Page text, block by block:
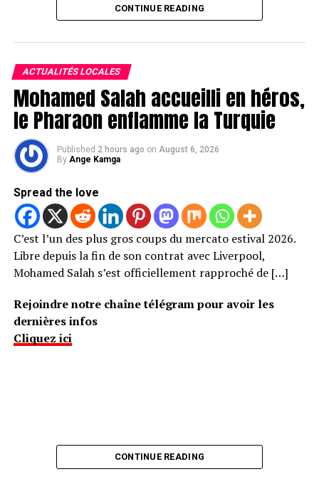
CONTINUE READING
ACTUALITÉS LOCALES
Mohamed Salah accueilli en héros,
le Pharaon enflamme la Turquie
Published 2 hours ago on August 6, 2026
By Ange Kamga
Spread the love
C’est l’un des plus gros coups du mercato estival 2026.
Libre depuis la fin de son contrat avec Liverpool,
Mohamed Salah s’est officiellement rapproché de […]
Rejoindre notre chaîne télégram pour avoir les
dernières infos
Cliquez ici
CONTINUE READING